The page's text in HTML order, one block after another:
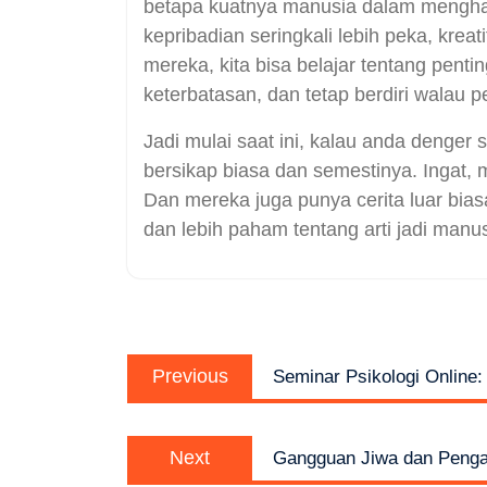
betapa kuatnya manusia dalam
kepribadian seringkali lebih peka,
mereka, kita bisa belajar tentang
keterbatasan, dan tetap berdiri walau
Jadi mulai saat ini, kalau anda denger
bersikap biasa dan semestinya. Ingat,
Dan mereka juga punya cerita luar
dan lebih paham tentang arti jadi
navigation
Previous
post:
Seminar Psikologi
Next
post:
Gangguan Jiwa dan